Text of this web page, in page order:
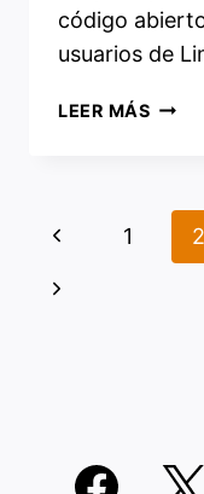
código
usuarios de
LEER MÁS
2026:
Navegación
de
Página
anterior
1 2
Siguiente